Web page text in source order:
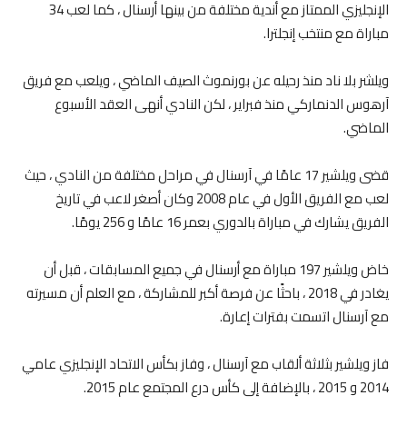
الإنجليزي الممتاز مع أندية مختلفة من بينها أرسنال ، كما لعب 34
مباراة مع منتخب إنجلترا.
ويلشر بلا ناد منذ رحيله عن بورنموث الصيف الماضي ، ويلعب مع فريق
آرهوس الدنماركي منذ فبراير ، لكن النادي أنهى العقد الأسبوع
الماضي.
قضى ويلشير 17 عامًا في آرسنال في مراحل مختلفة من النادي ، حيث
لعب مع الفريق الأول في عام 2008 وكان أصغر لاعب في تاريخ
الفريق يشارك في مباراة بالدوري بعمر 16 عامًا و 256 يومًا.
خاض ويلشير 197 مباراة مع أرسنال في جميع المسابقات ، قبل أن
يغادر في 2018 ، باحثًا عن فرصة أكبر للمشاركة ، مع العلم أن مسيرته
مع آرسنال اتسمت بفترات إعارة.
فاز ويلشير بثلاثة ألقاب مع آرسنال ، وفاز بكأس الاتحاد الإنجليزي عامي
2014 و 2015 ، بالإضافة إلى كأس درع المجتمع عام 2015.